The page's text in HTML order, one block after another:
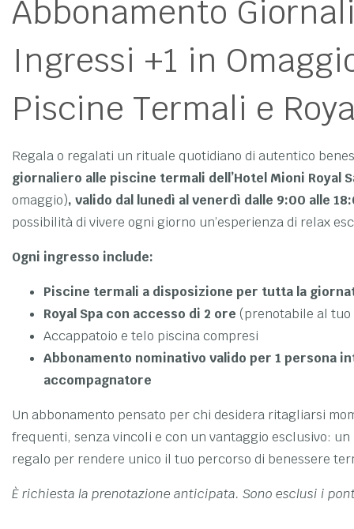
Abbonamento
Ingressi +1 in
Piscine Termali e
Regala o regalati un rituale quotidiano di autentico
giornaliero alle piscine termali dell’Hotel Mioni Royal
omaggio), valido dal lunedì al venerdì dalle 9:00 alle
possibilità di vivere ogni giorno un’esperienza di relax
Ogni ingresso include:
Piscine termali a disposizione per tutta la
Royal Spa con accesso di 2 ore (prenotabile al
Accappatoio e telo piscina compresi
Abbonamento nominativo valido per 1 persona
accompagnatore
Un abbonamento pensato per chi desidera ritagliarsi
frequenti, senza vincoli e con un vantaggio esclusivo:
regalo per rendere unico il tuo percorso di benessere
È richiesta la prenotazione anticipata. Sono esclusi i